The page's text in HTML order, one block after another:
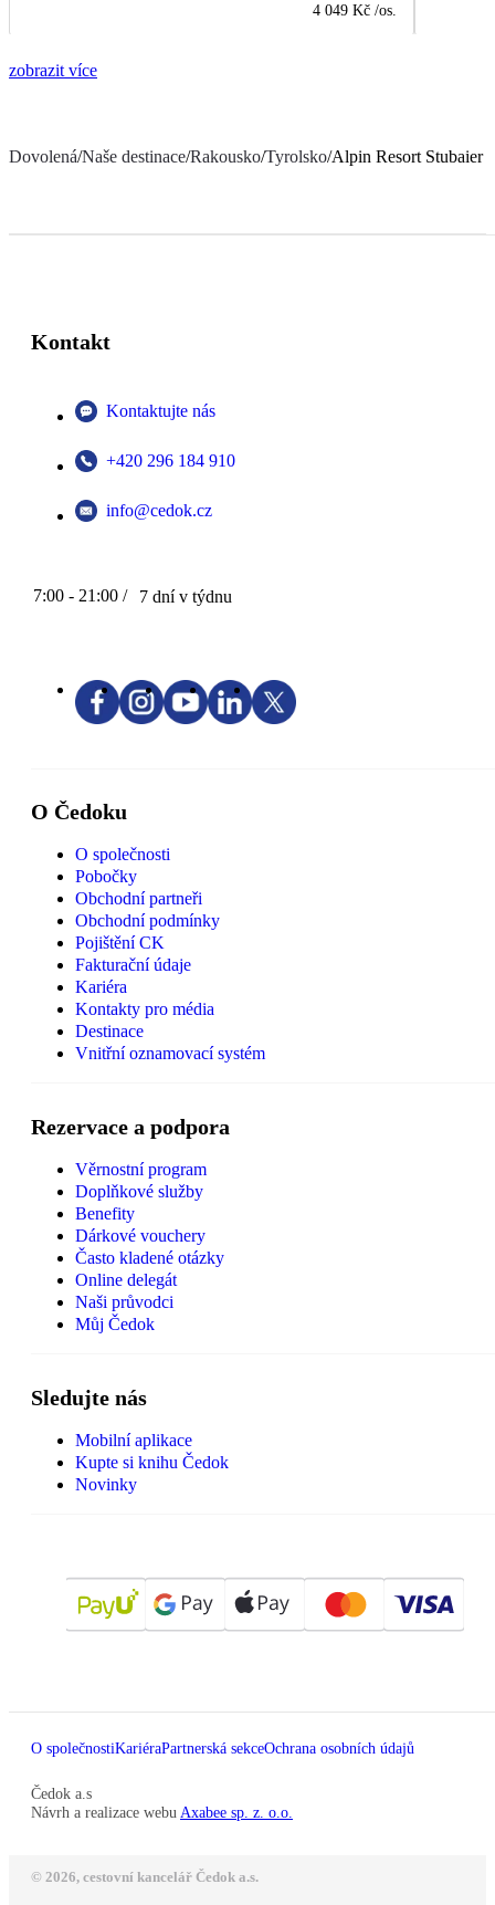
4 049 Kč /os.
zobrazit více
Dovolená/Naše destinace/Rakousko/Tyrolsko/Alpin Resort Stubaier
Kontakt
Kontaktujte nás
+420 296 184 910
info@cedok.cz
7:00 - 21:00 / 7 dní v týdnu
O Čedoku
O společnosti
Pobočky
Obchodní partneři
Obchodní podmínky
Pojištění CK
Fakturační údaje
Kariéra
Kontakty pro média
Destinace
Vnitřní oznamovací systém
Rezervace a podpora
Věrnostní program
Doplňkové služby
Benefity
Dárkové vouchery
Často kladené otázky
Online delegát
Naši průvodci
Můj Čedok
Sledujte nás
Mobilní aplikace
Kupte si knihu Čedok
Novinky
O společnostiKariéraPartnerská sekceOchrana osobních údajů
Čedok a.s
Návrh a realizace webu Axabee sp. z. o.o.
© 2026, cestovní kancelář Čedok a.s.